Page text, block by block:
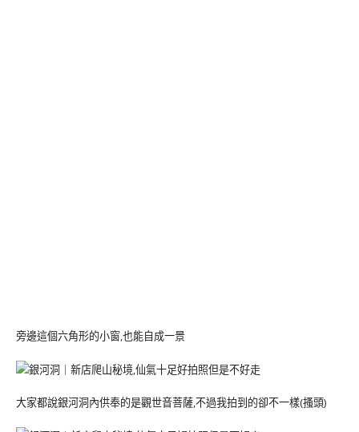
旁邊這個六角形的小窗,也能自成一景
大家都說銀河洞內供奉的是觀世音菩薩,不過我拍到的卻不一樣(搔頭)